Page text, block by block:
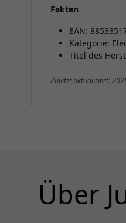
Fakten
EAN:
Kategorie:
Titel des
Zuletzt aktualisiert:
Über